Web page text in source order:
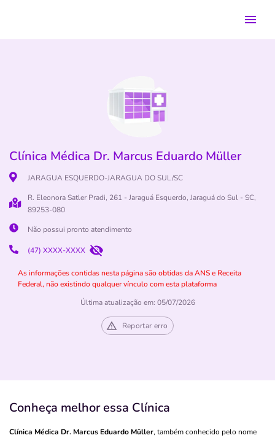
Clínica Médica Dr. Marcus Eduardo Müller
JARAGUA ESQUERDO-JARAGUA DO SUL/SC
R. Eleonora Satler Pradi, 261 - Jaraguá Esquerdo, Jaraguá do Sul - SC,
89253-080
Não possui pronto atendimento
(47) XXXX-XXXX
As informações contidas nesta página são obtidas da ANS e Receita
Federal, não existindo qualquer vínculo com esta plataforma
Última atualização em: 05/07/2026
Reportar erro
Conheça melhor essa Clínica
Clínica Médica Dr. Marcus Eduardo Müller, também conhecido pelo nome